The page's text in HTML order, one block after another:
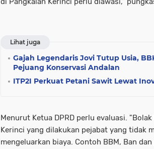
Lihat juga
Gajah Legendaris Jovi Tutup Usia,
Pejuang Konservasi Andalan
ITP2I Perkuat Petani Sawit Lewat
Menurut Ketua DPRD perlu evaluasi.
Kerinci yang dilakukan pejabat yang tidak
mengeluarkan biaya. Contoh BBM, Ban